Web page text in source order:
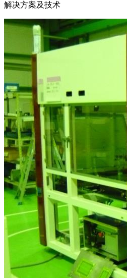
解决方案及技术